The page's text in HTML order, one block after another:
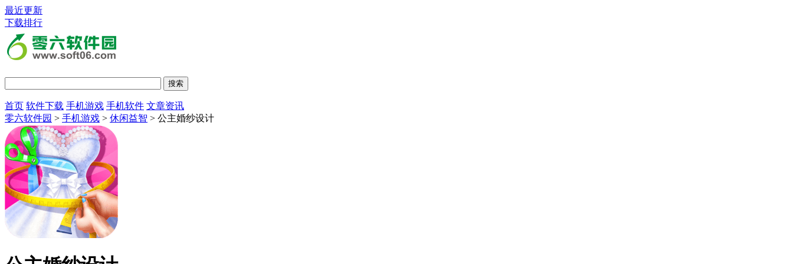
最近更新
下载排行
首页 软件下载 手机游戏 手机软件 文章资讯
零六软件园 > 手机游戏 > 休闲益智 > 公主婚纱设计